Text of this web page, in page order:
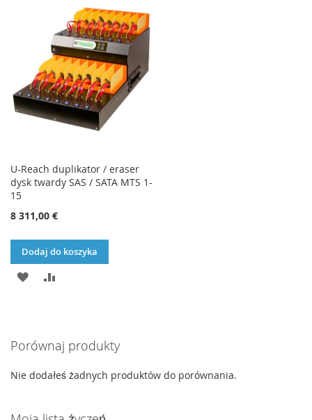
ŻYCZEŃ
U-Reach duplikator / eraser
dysk twardy SAS / SATA MTS 1-
15
8 311,00 €
Dodaj do koszyka
DODAJ
ŻYCZEŃ
Porównaj produkty
Nie dodałeś żadnych produktów do porównania.